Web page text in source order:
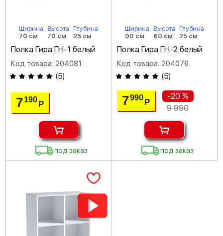
Ширина
70 см
Высота
70 см
Глубина
25 см
Полка Гира ГН-1 белый
Код товара: 204081
(5)
7190Р
под заказ
Ширина
90 см
Высота
60 см
Глубина
25 см
Полка Гира ГН-2 белый
Код товара: 204076
(5)
7990 Р
-20 %
9 990
под заказ